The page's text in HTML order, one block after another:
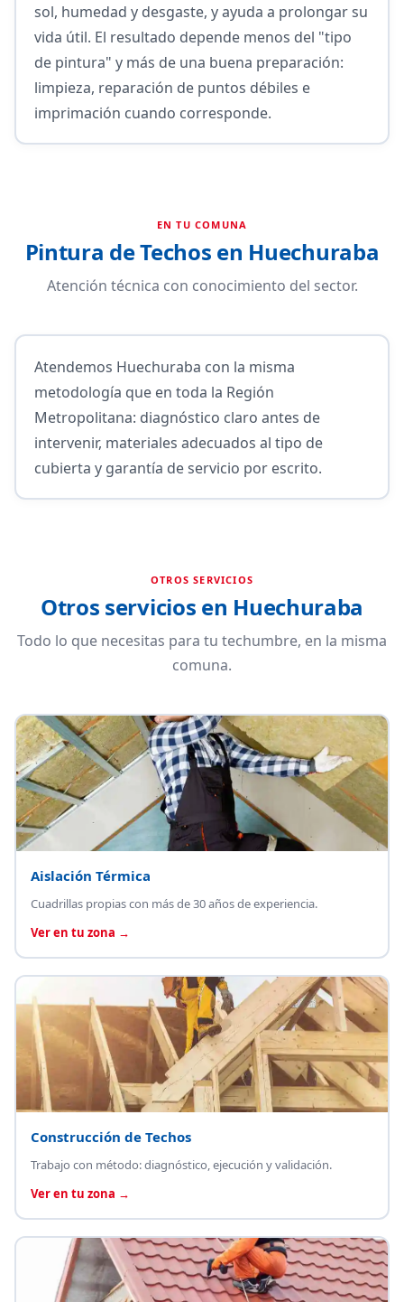
sol, humedad y desgaste, y ayuda a prolongar su
vida útil. El resultado depende menos del "tipo
de pintura" y más de una buena preparación:
limpieza, reparación de puntos débiles e
imprimación cuando corresponde.
EN TU COMUNA
Pintura de Techos en Huechuraba
Atención técnica con conocimiento del sector.
Atendemos Huechuraba con la misma
metodología que en toda la Región
Metropolitana: diagnóstico claro antes de
intervenir, materiales adecuados al tipo de
cubierta y garantía de servicio por escrito.
OTROS SERVICIOS
Otros servicios en Huechuraba
Todo lo que necesitas para tu techumbre, en la misma
comuna.
Aislación Térmica
Cuadrillas propias con más de 30 años de experiencia.
Ver en tu zona →
Construcción de Techos
Trabajo con método: diagnóstico, ejecución y validación.
Ver en tu zona →